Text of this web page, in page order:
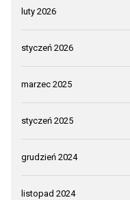
luty 2026
styczeń 2026
marzec 2025
styczeń 2025
grudzień 2024
listopad 2024